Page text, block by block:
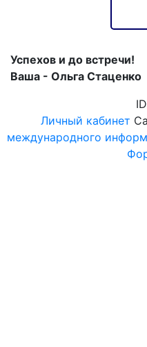
Успехов и до встречи!
Ваша - Ольга Стаценко
Личный кабинет
международного